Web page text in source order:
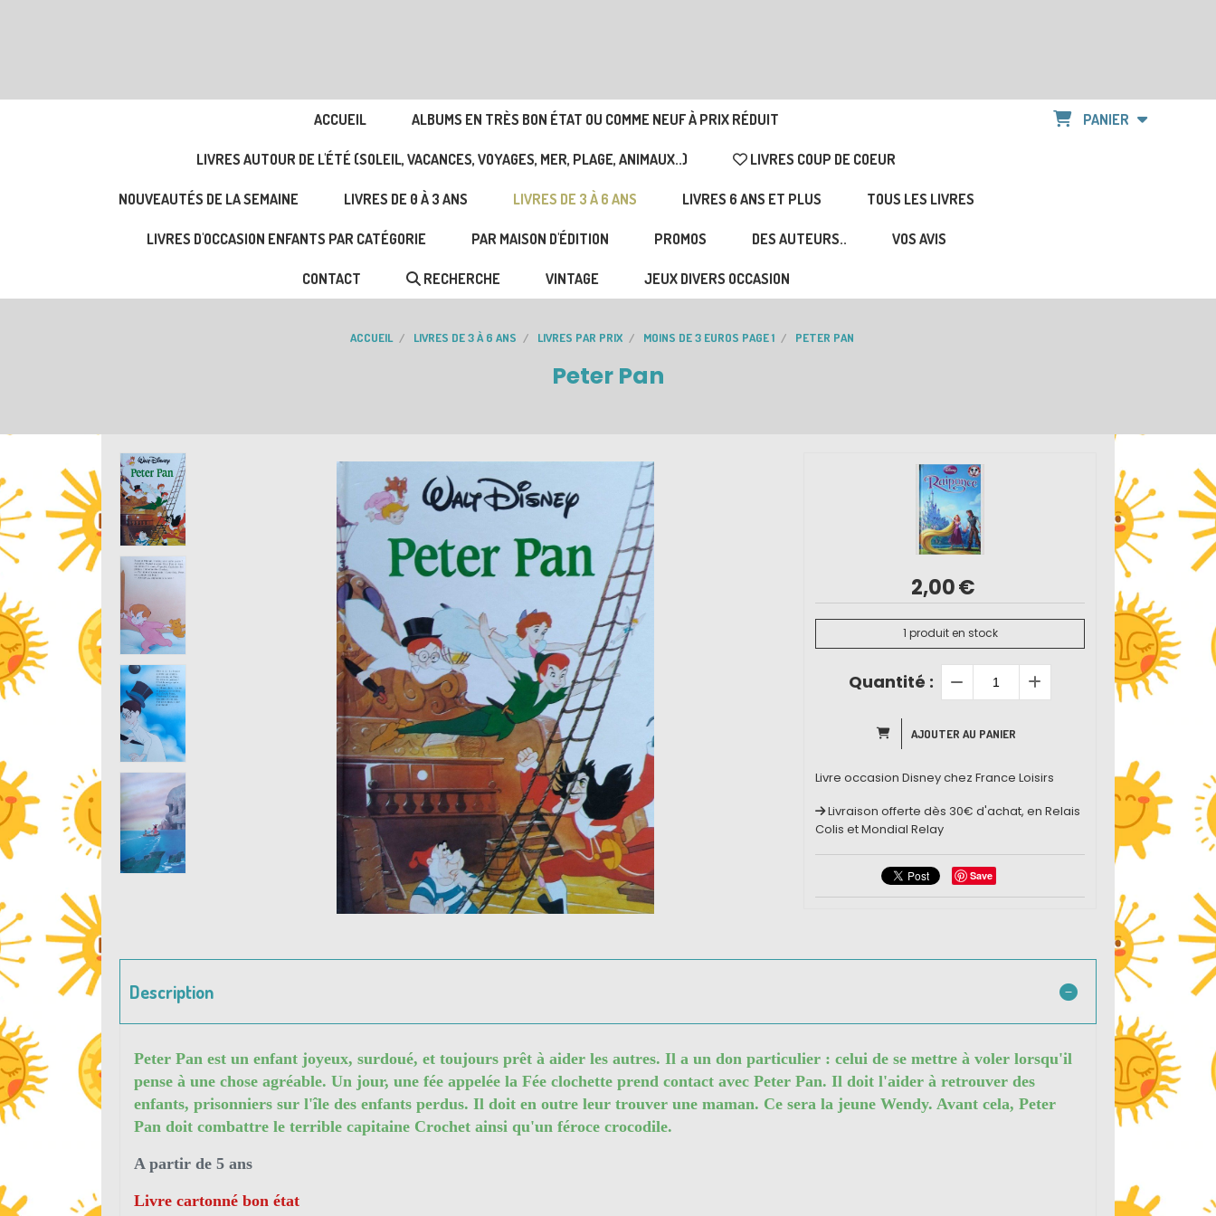
ACCUEIL ALBUMS EN TRÈS BON ÉTAT OU COMME NEUF À PRIX RÉDUIT
LIVRES AUTOUR DE L'ÉTÉ (SOLEIL, VACANCES, VOYAGES, MER, PLAGE, ANIMAUX..) LIVRES COUP DE COEUR
NOUVEAUTÉS DE LA SEMAINE LIVRES DE 0 À 3 ANS LIVRES DE 3 À 6 ANS LIVRES 6 ANS ET PLUS TOUS LES LIVRES
LIVRES D'OCCASION ENFANTS PAR CATÉGORIE PAR MAISON D'ÉDITION PROMOS DES AUTEURS.. VOS AVIS
CONTACT RECHERCHE VINTAGE JEUX DIVERS OCCASION
PANIER
ACCUEIL LIVRES DE 3 À 6 ANS LIVRES PAR PRIX MOINS DE 3 EUROS PAGE 1 PETER PAN
Peter Pan
2,00€
1 produit en stock
Quantité :
AJOUTER AU PANIER
Livre occasion Disney chez France Loisirs
Livraison offerte dès 30€ d'achat, en Relais
Colis et Mondial Relay
Save
Description
Peter Pan est un enfant joyeux, surdoué, et toujours prêt à aider les autres. Il a un don particulier : celui de se mettre à voler lorsqu'il
pense à une chose agréable. Un jour, une fée appelée la Fée clochette prend contact avec Peter Pan. Il doit l'aider à retrouver des
enfants, prisonniers sur l'île des enfants perdus. Il doit en outre leur trouver une maman. Ce sera la jeune Wendy. Avant cela, Peter
Pan doit combattre le terrible capitaine Crochet ainsi qu'un féroce crocodile.
A partir de 5 ans
Livre cartonné bon état